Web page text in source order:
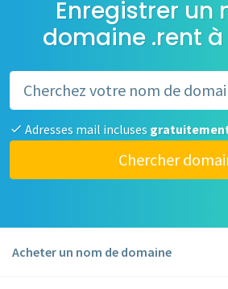
Enregistrer un
domaine .rent
Adresses mail incluses
Chercher
Acheter un nom de domaine